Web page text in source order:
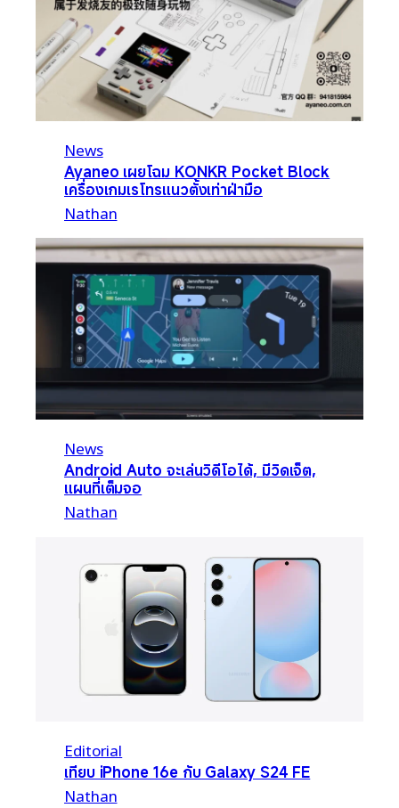
News
Ayaneo เผยโฉม KONKR Pocket Block
เครื่องเกมเรโทรแนวตั้งเท่าฝ่ามือ
Nathan
News
Android Auto จะเล่นวิดีโอได้, มีวิดเจ็ต,
แผนที่เต็มจอ
Nathan
Editorial
เทียบ iPhone 16e กับ Galaxy S24 FE
Nathan